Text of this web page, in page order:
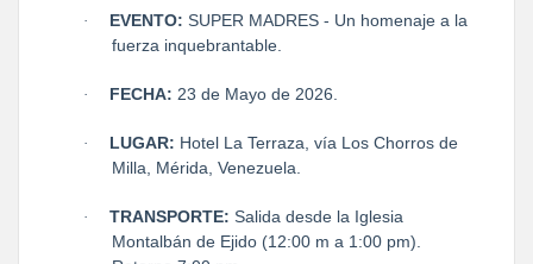
· EVENTO: SUPER MADRES - Un homenaje a la
fuerza inquebrantable.
· FECHA: 23 de Mayo de 2026.
· LUGAR: Hotel La Terraza, vía Los Chorros de
Milla, Mérida, Venezuela.
· TRANSPORTE: Salida desde la Iglesia
Montalbán de Ejido (12:00 m a 1:00 pm).